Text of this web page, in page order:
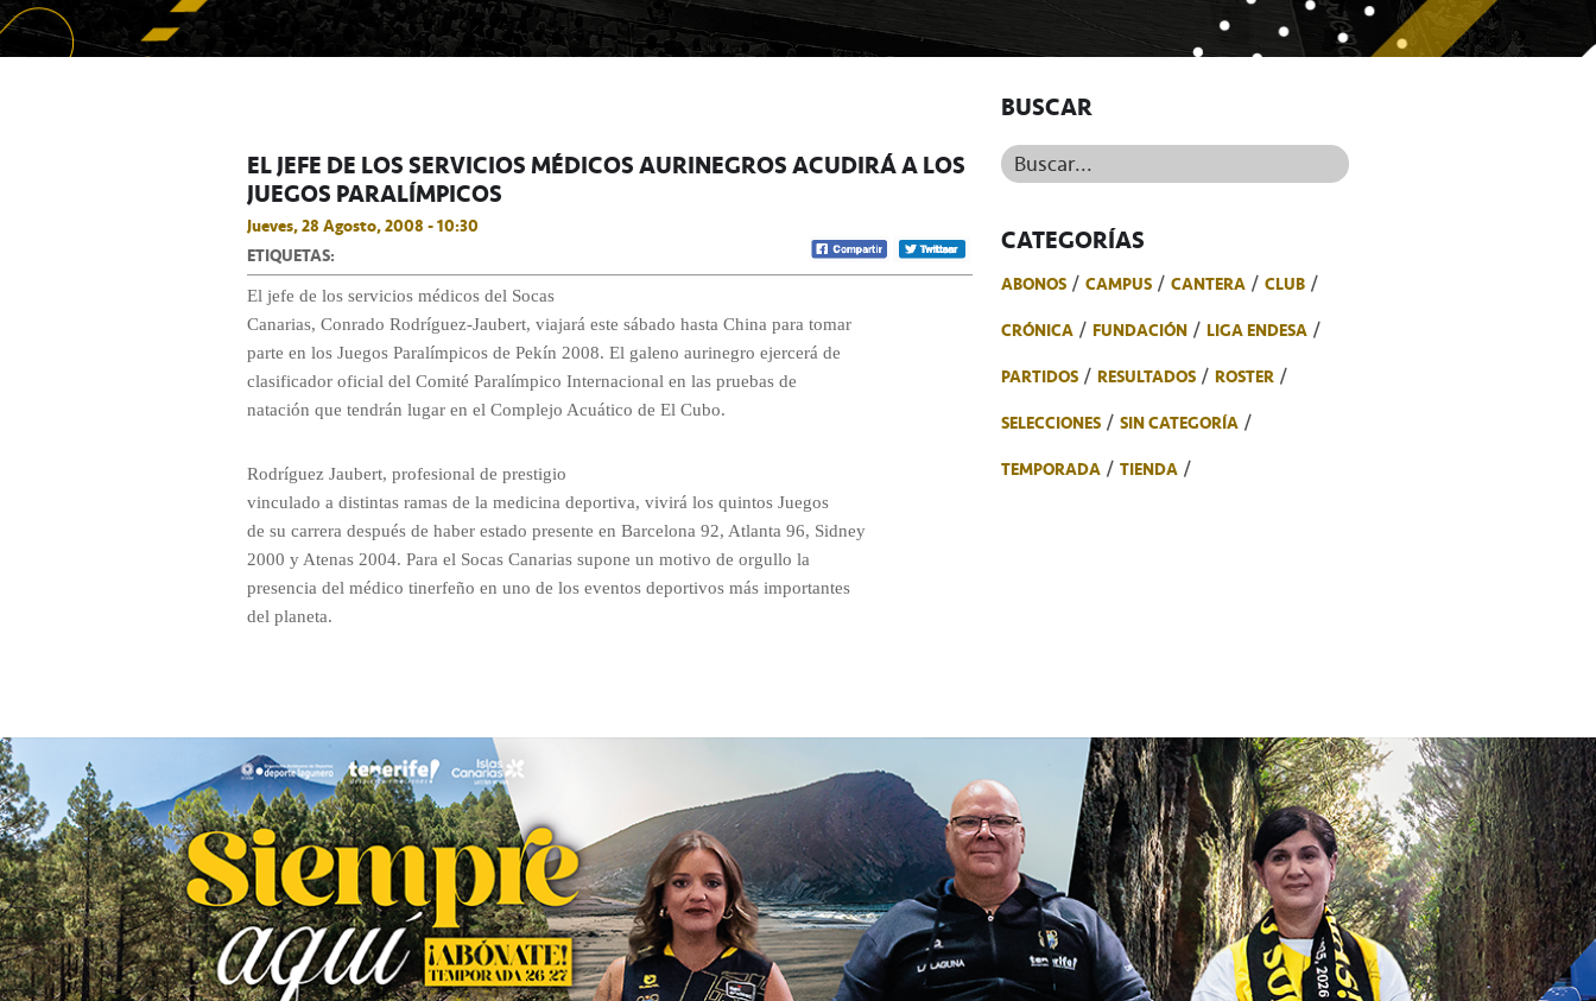
EL JEFE DE LOS SERVICIOS MÉDICOS AURINEGROS ACUDIRÁ A LOS
JUEGOS PARALÍMPICOS
Jueves, 28 Agosto, 2008 - 10:30
ETIQUETAS:
El jefe de los servicios médicos del Socas
Canarias, Conrado Rodríguez-Jaubert, viajará este sábado hasta China para tomar
parte en los Juegos Paralímpicos de Pekín 2008. El galeno aurinegro ejercerá de
clasificador oficial del Comité Paralímpico Internacional en las pruebas de
natación que tendrán lugar en el Complejo Acuático de El Cubo.
Rodríguez Jaubert, profesional de prestigio
vinculado a distintas ramas de la medicina deportiva, vivirá los quintos Juegos
de su carrera después de haber estado presente en Barcelona 92, Atlanta 96, Sidney
2000 y Atenas 2004. Para el Socas Canarias supone un motivo de orgullo la
presencia del médico tinerfeño en uno de los eventos deportivos más importantes
del planeta.
BUSCAR
Buscar...
CATEGORÍAS
ABONOS CAMPUS CANTERA
CLUB
CRÓNICA
FUNDACIÓN
LIGA ENDESA
PARTIDOS
RESULTADOS
ROSTER
SELECCIONES
SIN CATEGORÍA
TEMPORADA
TIENDA